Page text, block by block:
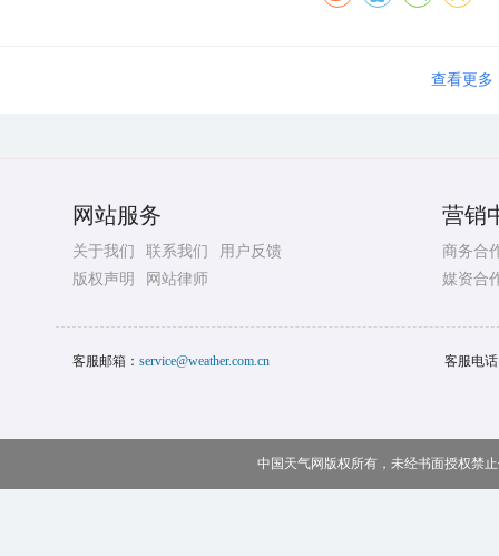
查看更多
网站服务
关于我们 联系我们
用户反馈
版权声明
网站律师
营销
商务合
媒资合
客服邮箱： service@weather.com.cn 客服电
中国天气网版权所有，未经书面授权